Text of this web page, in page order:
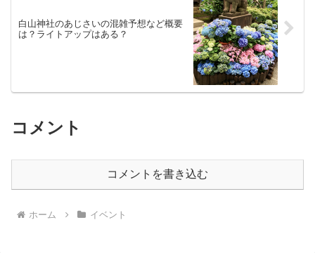
白山神社のあじさいの混雑予想など概要
は？ライトアップはある？
コメント
コメントを書き込む
ホーム イベント